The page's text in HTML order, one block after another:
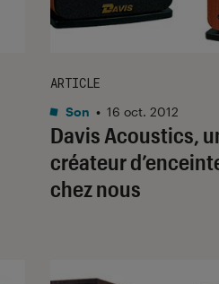
Davis Acoustics,
créateur
chez nous
ARTICLE
Son • 16 oct. 2012